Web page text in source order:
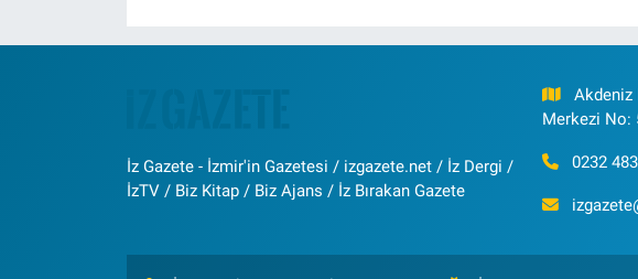
İz Gazete - İzmir'in Gazetesi / izgazete.net / İz Dergi /
İzTV / Biz Kitap / Biz Ajans / İz Bırakan Gazete
Akdeniz
Merkezi No:
0232